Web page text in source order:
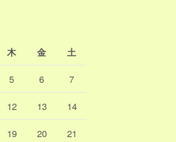
木 金 土
5 6 7
12 13 14
19 20 21